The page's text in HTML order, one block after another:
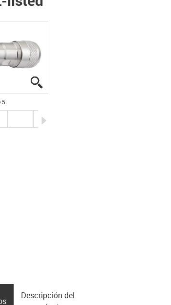
5
left
Descripción del